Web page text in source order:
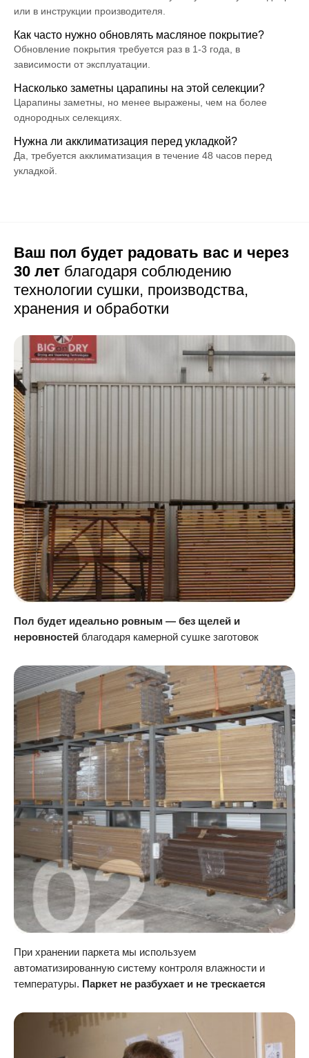
или в инструкции производителя.
Как часто нужно обновлять масляное покрытие?
Обновление покрытия требуется раз в 1-3 года, в
зависимости от эксплуатации.
Насколько заметны царапины на этой селекции?
Царапины заметны, но менее выражены, чем на более
однородных селекциях.
Нужна ли акклиматизация перед укладкой?
Да, требуется акклиматизация в течение 48 часов перед
укладкой.
Ваш пол будет радовать вас и через
30 лет благодаря соблюдению
технологии сушки, производства,
хранения и обработки
Пол будет идеально ровным — без щелей и
неровностей благодаря камерной сушке заготовок
При хранении паркета мы используем
автоматизированную систему контроля влажности и
температуры. Паркет не разбухает и не трескается